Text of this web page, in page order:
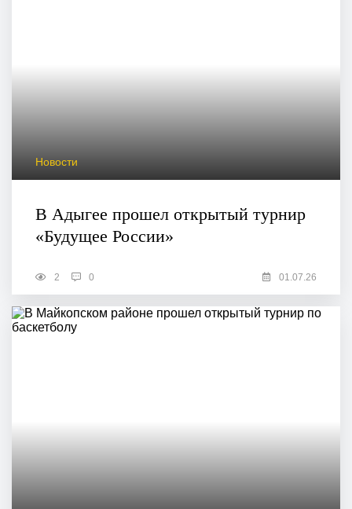
Новости
В Адыгее прошел открытый турнир
«Будущее России»
2 0 01.07.26